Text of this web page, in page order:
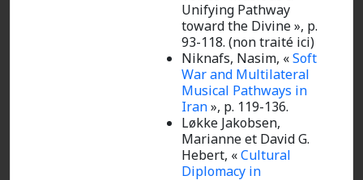
Unifying Pathway
toward the Divine », p.
93-118. (non traité ici)
Niknafs, Nasim, «Soft
War and Multilateral
Musical Pathways in
Iran», p. 119-136.
Løkke Jakobsen,
Marianne et David G.
Hebert, «Cultural
Diplomacy in